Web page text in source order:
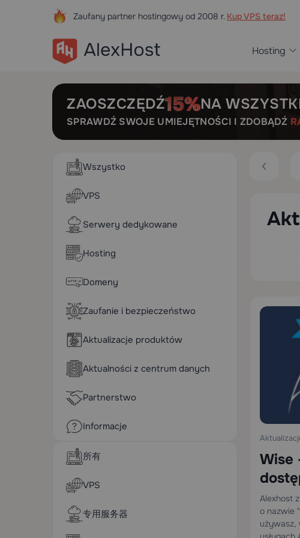
Zaufany partner hostingowy od 2008 r. Kup VPS teraz!
Hosting
ZAOSZCZĘDŹ NA
SPRAWDŹ SWOJE UMIEJĘTNOŚCI I ZDOBĄDŹ
Wszystko
VPS
Serwery dedykowane
Hosting
Domeny
Zaufanie i bezpieczeństwo
Aktualizacje produktów
Aktualności z centrum danych
Partnerstwo
Informacje
所有
VPS
专用服务器
Wise
Alexhost
o nazwie
używasz,